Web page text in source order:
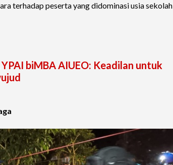
terhadap peserta yang didominasi usia sekolah
biMBA AIUEO: Keadilan untuk